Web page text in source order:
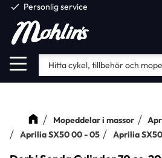
Meny
check Personlig service
Mopeddelar i massor
Aprilia SX50 00 - 05
Aprilia